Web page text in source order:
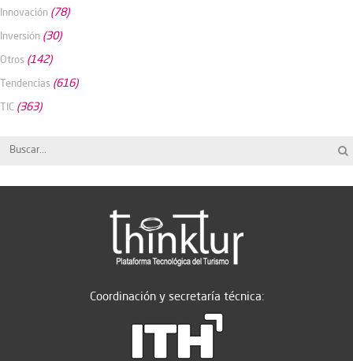
Innovación (78)
Inversión (30)
Otros (142)
Tendencias (616)
TIC (363)
Coordinación y secretaría técnica: